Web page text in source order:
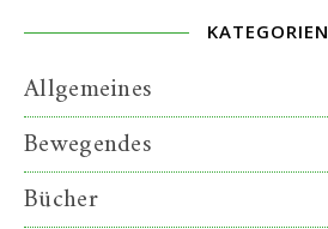
KATEGORIEN
Allgemeines
Bewegendes
Bücher